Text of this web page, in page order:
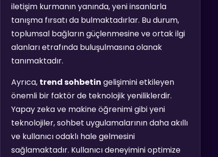
iletişim kurmanın yanında, yeni insanlarla
tanışma fırsatı da bulmaktadırlar. Bu durum,
toplumsal bağların güçlenmesine ve ortak ilgi
alanları etrafında buluşulmasına olanak
tanımaktadır.
Ayrıca, trend sohbetin gelişimini etkileyen
önemli bir faktör de teknolojik yeniliklerdir.
Yapay zeka ve makine öğrenimi gibi yeni
teknolojiler, sohbet uygulamalarının daha akıllı
ve kullanıcı odaklı hale gelmesini
sağlamaktadır. Kullanıcı deneyimini optimize